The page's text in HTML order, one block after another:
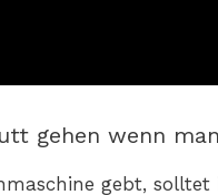
gehen wenn
gebt,